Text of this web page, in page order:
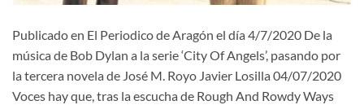
Publicado en El Periodico de Aragón el día 4/7/2020 De la
música de Bob Dylan a la serie ‘City Of Angels’, pasando por
la tercera novela de José M. Royo Javier Losilla 04/07/2020
Voces hay que, tras la escucha de Rough And Rowdy Ways